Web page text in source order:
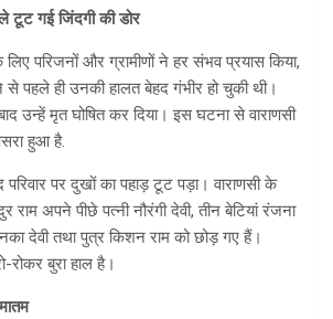
गई जिंदगी की डोर
लिए परिजनों और ग्रामीणों ने हर संभव प्रयास किया,
पहले ही उनकी हालत बेहद गंभीर हो चुकी थी।
उन्हें मृत घोषित कर दिया। इस घटना से वाराणसी
हुआ है.
पर दुखों का पहाड़ टूट पड़ा। वाराणसी के
राम अपने पीछे पत्नी नौरंगी देवी, तीन बेटियां रंजना
देवी तथा पुत्र किशन राम को छोड़ गए हैं।
रोकर बुरा हाल है।